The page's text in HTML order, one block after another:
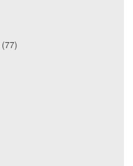
(77)